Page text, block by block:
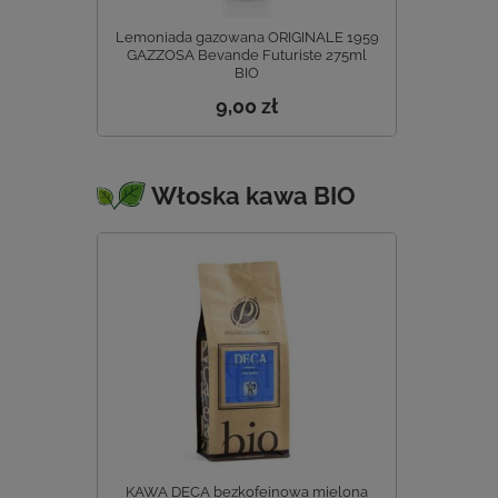
Lemoniada gazowana ORIGINALE 1959
GAZZOSA Bevande Futuriste 275ml
BIO
9,00 zł
Włoska kawa BIO
KAWA DECA bezkofeinowa mielona